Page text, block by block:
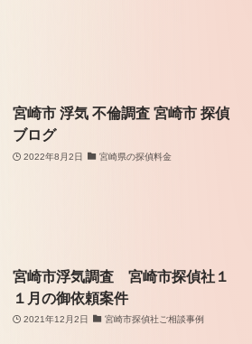
宮崎市 浮気 不倫調査 宮崎市 探偵
ブログ
2022年8月2日 宮崎県の探偵料金
宮崎市浮気調査 宮崎市探偵社１
１月の御依頼案件
2021年12月2日 宮崎市探偵社ご相談事例